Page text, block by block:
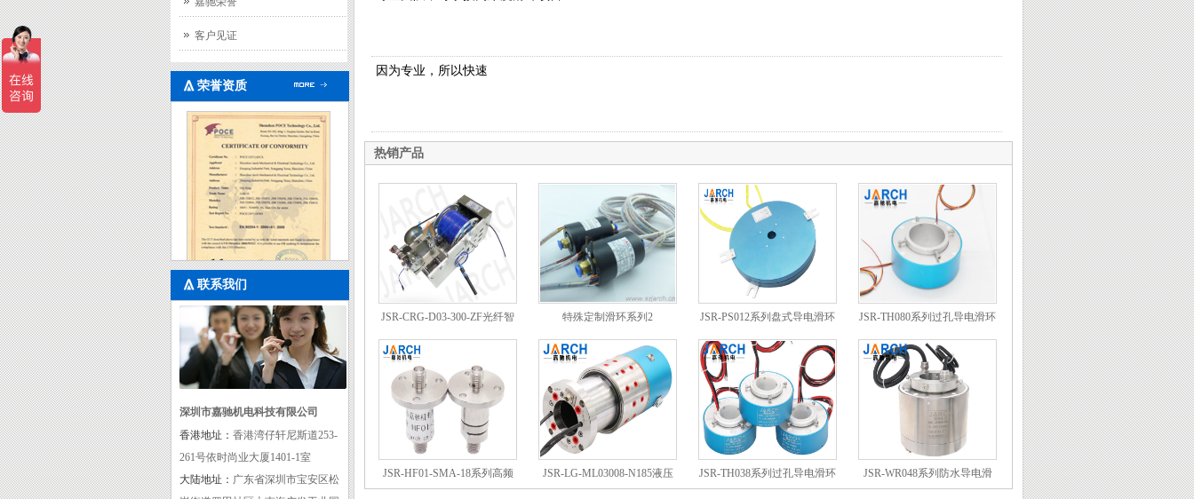
客户见证
荣誉资质
CE
联系我们
深圳市嘉驰机电科技有限公司
香港地址： 香港湾仔轩尼斯道253-
261号依时尚业大厦1401-1室
大陆地址： 广东省深圳市宝安区松
因为专业，所以快速
热销产品
JSR-CRG-D03-300-ZF光纤智
能卷筒
特殊定制滑环系列2 JSR-PS012系列盘式导电滑环 JSR-TH080系列过孔导电滑环
JSR-HF01-SMA-18系列高频 JSR-LG-ML03008-N185液压 JSR-TH038系列过孔导电滑环 JSR-WR048系列防水导电滑